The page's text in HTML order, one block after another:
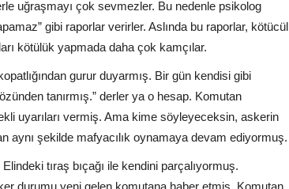
uğraşmayı çok sevmezler. Bu nedenle psikolog
gibi raporlar verirler. Aslında bu raporlar, kötücül
kötülük yapmada daha çok kamçılar.
gurur duyarmış. Bir gün kendisi gibi
tanırmış.” derler ya o hesap. Komutan
uyarıları vermiş. Ama kime söyleyeceksin, askerin
aynı şekilde mafyacılık oynamaya devam ediyormuş.
tıraş bıçağı ile kendini parçalıyormuş.
durumu yeni gelen komutana haber etmiş. Komutan